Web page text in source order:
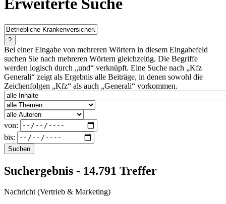
?
Bei einer Eingabe von mehreren Wörtern in diesem Eingabefeld
suchen Sie nach mehreren Wörtern gleichzeitig. Die Begriffe
werden logisch durch „und“ verknüpft. Eine Suche nach „Kfz
Generali“ zeigt als Ergebnis alle Beiträge, in denen sowohl die
Zeichenfolgen „Kfz“ als auch „Generali“ vorkommen.
von:
bis:
Suchen
Suchergebnis - 14.791 Treffer
Nachricht (Vertrieb & Marketing)